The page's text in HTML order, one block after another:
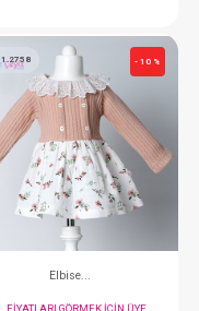
Elbise...
FIYATLARI
#131.2758